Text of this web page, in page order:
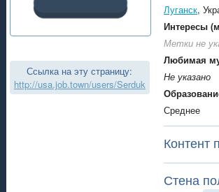
Ссылка на эту страницу:
http://usa.job.town/users/Serduk
Луганск,
Интересы
Метки не
Любимая
Не указано
Среднее
Контент
Стена